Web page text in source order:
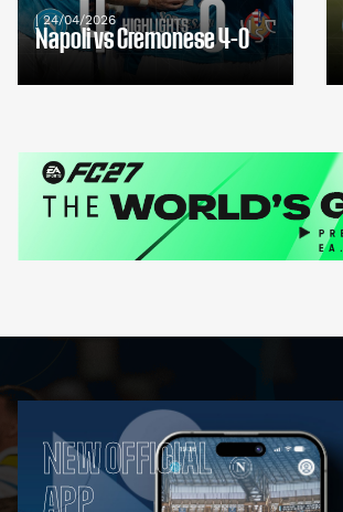
| 24/04/2026
Napoli vs Cremonese 4-0
NEW OFFICIAL